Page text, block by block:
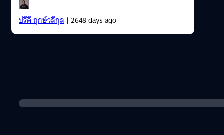
ปรีดี ฤกษ์วลีกุล| 2648 days ago